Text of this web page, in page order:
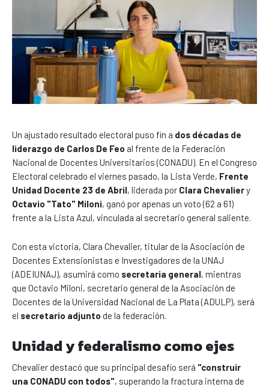
Un ajustado resultado electoral puso fin a dos décadas de
liderazgo de Carlos De Feo al frente de la Federación
Nacional de Docentes Universitarios (CONADU). En el Congreso
Electoral celebrado el viernes pasado, la Lista Verde, Frente
Unidad Docente 23 de Abril, liderada por Clara Chevaliery
Octavio "Tato" Miloni, ganó por apenas un voto (62 a 61)
frente a la Lista Azul, vinculada al secretario general saliente.
Con esta victoria, Clara Chevalier, titular de la Asociación de
Docentes Extensionistas e Investigadores de la UNAJ
(ADEIUNAJ), asumirá como secretaria general, mientras
que Octavio Miloni, secretario general de la Asociación de
Docentes de la Universidad Nacional de La Plata (ADULP), será
el secretario adjunto de la federación.
Unidad y federalismo como ejes
Chevalier destacó que su principal desafío será "construir
una CONADU con todos", superando la fractura interna de